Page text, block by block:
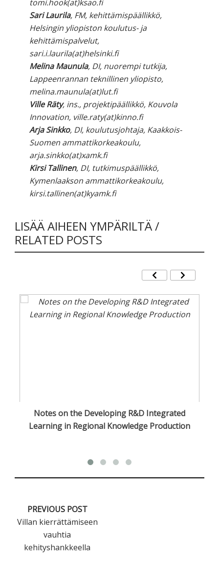
tomi.hook(at)ksao.fi
Sari Laurila, FM, kehittämispäällikkö,
Helsingin yliopiston koulutus- ja
kehittämispalvelut,
sari.i.laurila(at)helsinki.fi
Melina Maunula, DI, nuorempi tutkija,
Lappeenrannan teknillinen yliopisto,
melina.maunula(at)lut.fi
Ville Räty, ins., projektipäällikkö, Kouvola
Innovation, ville.raty(at)kinno.fi
Arja Sinkko, DI, koulutusjohtaja, Kaakkois-
Suomen ammattikorkeakoulu,
arja.sinkko(at)xamk.fi
Kirsi Tallinen, DI, tutkimuspäällikkö,
Kymenlaakson ammattikorkeakoulu,
kirsi.tallinen(at)kyamk.fi
LISÄÄ AIHEEN YMPÄRILTÄ /
RELATED POSTS
Notes on the Developing R&D Integrated
Learning in Regional Knowledge Production
PREVIOUS POST
Villan kierrättämiseen
vauhtia
kehityshankkeella